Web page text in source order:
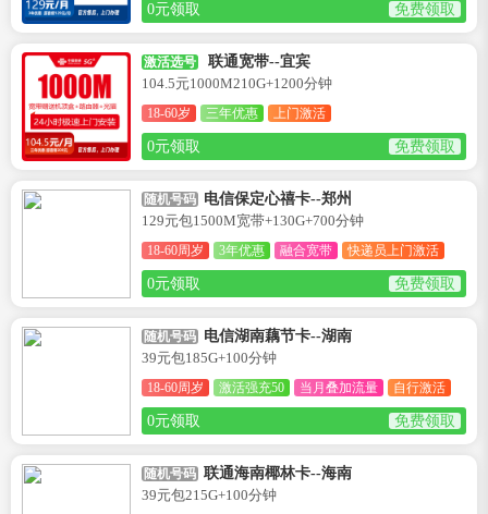
0元领取 免费领取
激活选号
联通宽带--宜宾
104.5元1000M210G+1200分钟
18-60岁 三年优惠 上门激活
0元领取 免费领取
随机号码 电信保定心禧卡--郑州
129元包1500M宽带+130G+700分钟
18-60周岁 3年优惠 融合宽带 快递员上门激活
0元领取 免费领取
随机号码 电信湖南藕节卡--湖南
39元包185G+100分钟
18-60周岁 激活强充50 当月叠加流量 自行激活
0元领取 免费领取
随机号码 联通海南椰林卡--海南
39元包215G+100分钟